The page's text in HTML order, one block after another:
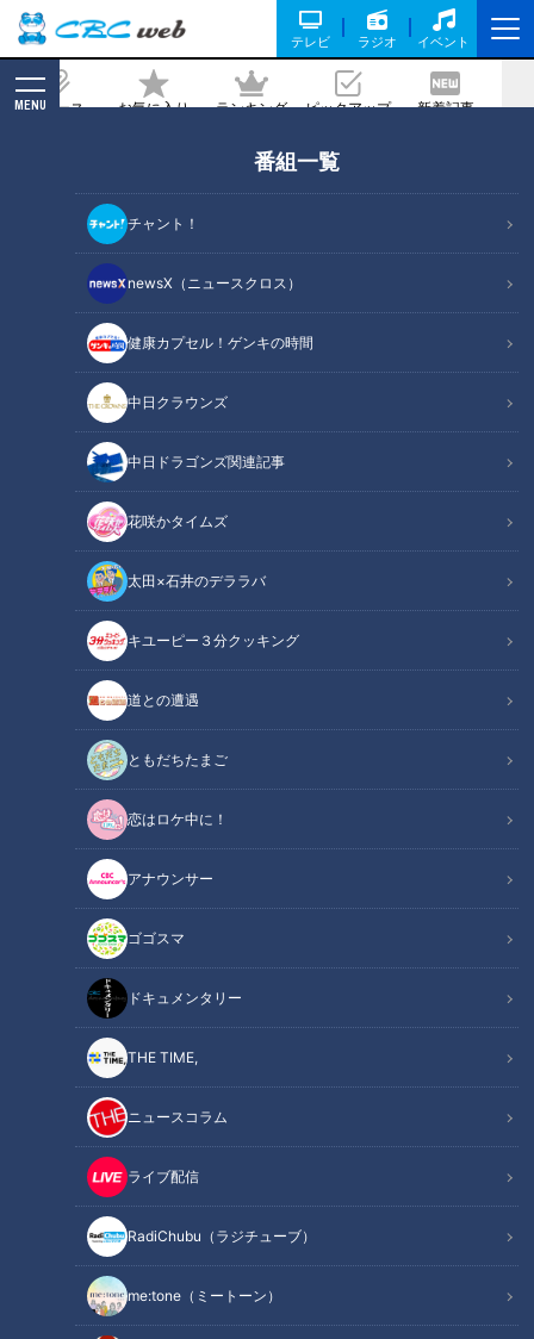
テレビ ラジオ イベント
ニュース お気に入り ランキング ピックアップ 新着記事
MENU
番組一覧
チャント！
newsX（ニュースクロス）
健康カプセル！ゲンキの時間
中日クラウンズ
中日ドラゴンズ関連記事
花咲かタイムズ
太田×石井のデララバ
キユーピー３分クッキング
道との遭遇
ともだちたまご
恋はロケ中に！
アナウンサー
ゴゴスマ
ドキュメンタリー
THE TIME,
ニュースコラム
ライブ配信
RadiChubu（ラジチューブ）
me:tone（ミートーン）
大人気の「ユメリラ」とは
2022/03/28 19:00
チャント！
くらしニュース
メルヘンな世界観が広がる『ユメリラ』。小中学生を中心に大
人気の“激アツ映えるおしゃかわなお店”を紹介しました。CBC
テレビ「チャント！」3月24日放送から
“激アツ映えるおしゃかわなお店”とは
スイーツもおしゃかわ！
くつろげる「憩いの場」
オススメ関連コンテンツ
“激アツ映えるおしゃかわなお店”とは